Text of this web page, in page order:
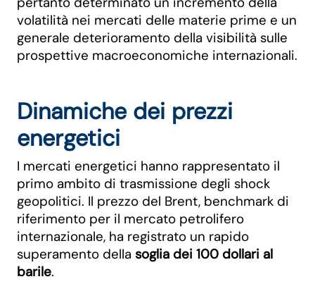
volatilità nei mercati delle materie prime e un
generale deterioramento della visibilità sulle
prospettive macroeconomiche internazionali.
Dinamiche dei prezzi
energetici
I mercati energetici hanno rappresentato il
primo ambito di trasmissione degli shock
geopolitici. Il prezzo del Brent, benchmark di
riferimento per il mercato petrolifero
internazionale, ha registrato un rapido
superamento della soglia dei 100 dollari al
barile.